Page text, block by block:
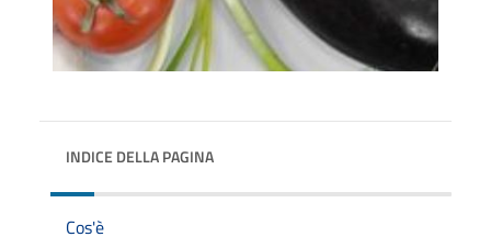
INDICE DELLA PAGINA
Cos'è